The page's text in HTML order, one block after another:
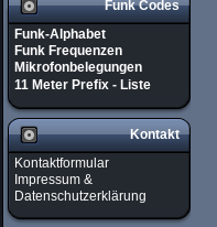
Funk Codes
Funk-Alphabet
Funk Frequenzen
Mikrofonbelegungen
11 Meter Prefix - Liste
Kontakt
Kontaktformular
Impressum &
Datenschutzerklärung